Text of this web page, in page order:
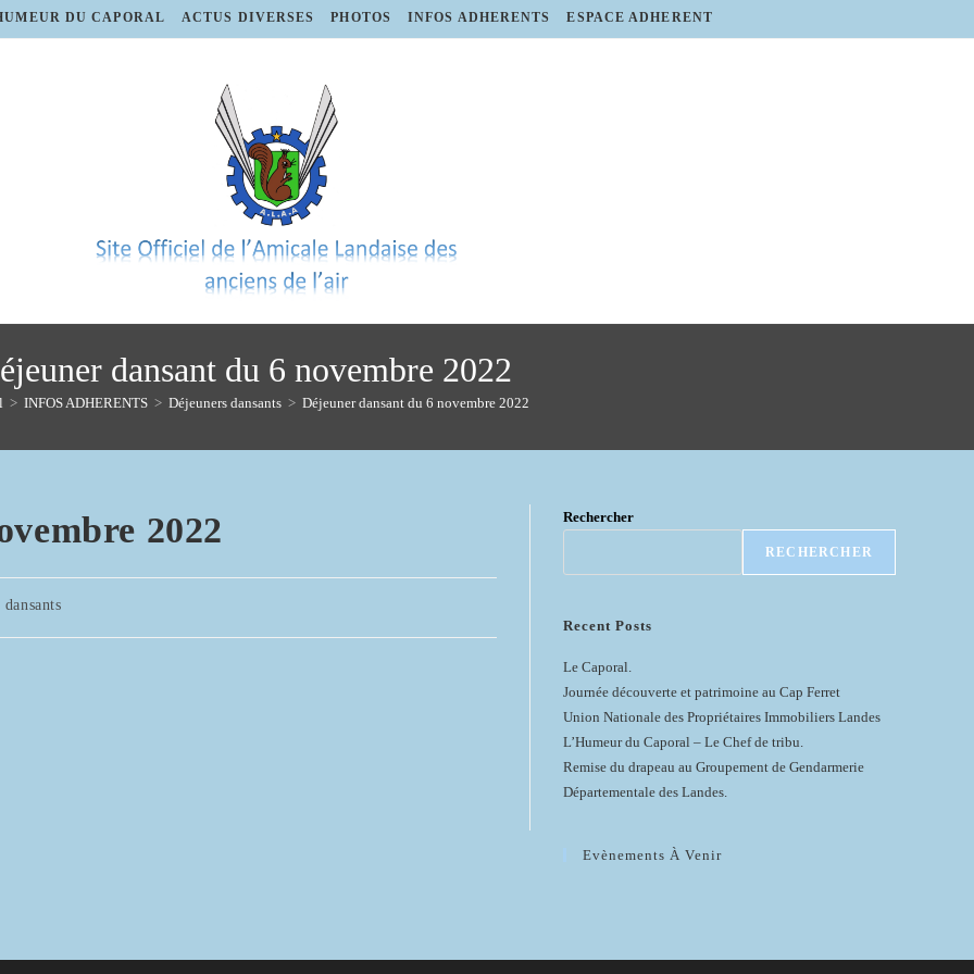
DU CAPORAL ACTUS DIVERSES PHOTOS INFOS ADHERENTS ESPACE ADHERENT
dansant du 6 novembre 2022
> INFOS ADHERENTS > Déjeuners dansants > Déjeuner dansant du 6 novembre 2022
2022 Rechercher
RECHERCHER
Recent Posts
Le Caporal.
Journée découverte et patrimoine au Cap Ferret
Union Nationale des Propriétaires Immobiliers Landes
L’Humeur du Caporal – Le Chef de tribu.
Remise du drapeau au Groupement de Gendarmerie
Départementale des Landes.
Evènements À Venir